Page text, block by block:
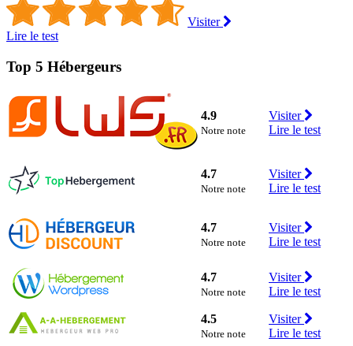
Visiter
Lire le test
Top 5 Hébergeurs
4.9
Notre note
Visiter
Lire le test
4.7
Notre note
Visiter
Lire le test
4.7
Notre note
Visiter
Lire le test
4.7
Notre note
Visiter
Lire le test
4.5
Notre note
Visiter
Lire le test